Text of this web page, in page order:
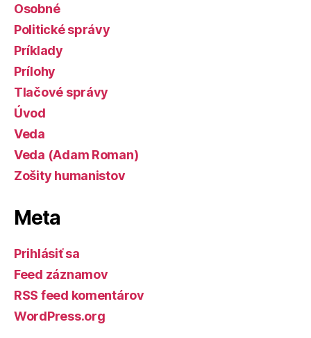
Osobné
Politické správy
Príklady
Prílohy
Tlačové správy
Úvod
Veda
Veda (Adam Roman)
Zošity humanistov
Meta
Prihlásiť sa
Feed záznamov
RSS feed komentárov
WordPress.org